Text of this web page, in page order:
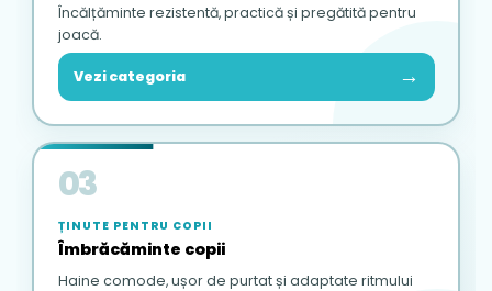
Încălțăminte rezistentă, practică și pregătită pentru
joacă.
Vezi categoria →
03
ȚINUTE PENTRU COPII
Îmbrăcăminte copii
Haine comode, ușor de purtat și adaptate ritmului